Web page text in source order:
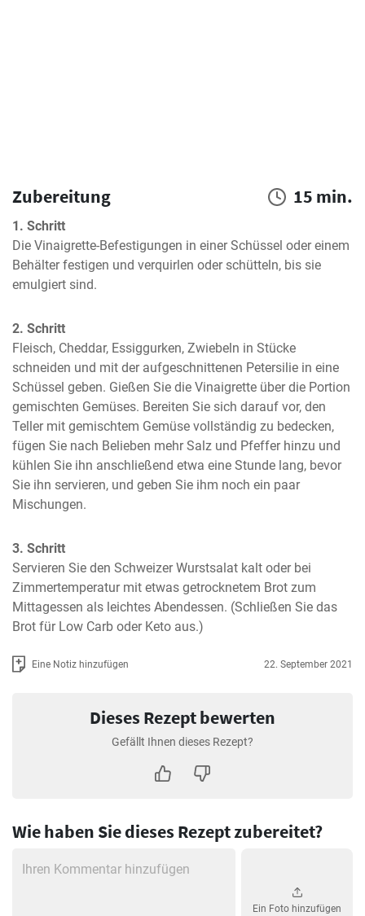
Zubereitung 15 min.
1. Schritt
Die Vinaigrette-Befestigungen in einer Schüssel oder einem
Behälter festigen und verquirlen oder schütteln, bis sie
emulgiert sind.
2. Schritt
Fleisch, Cheddar, Essiggurken, Zwiebeln in Stücke
schneiden und mit der aufgeschnittenen Petersilie in eine
Schüssel geben. Gießen Sie die Vinaigrette über die Portion
gemischten Gemüses. Bereiten Sie sich darauf vor, den
Teller mit gemischtem Gemüse vollständig zu bedecken,
fügen Sie nach Belieben mehr Salz und Pfeffer hinzu und
kühlen Sie ihn anschließend etwa eine Stunde lang, bevor
Sie ihn servieren, und geben Sie ihm noch ein paar
Mischungen.
3. Schritt
Servieren Sie den Schweizer Wurstsalat kalt oder bei
Zimmertemperatur mit etwas getrocknetem Brot zum
Mittagessen als leichtes Abendessen. (Schließen Sie das
Brot für Low Carb oder Keto aus.)
Eine Notiz hinzufügen 22. September 2021
Dieses Rezept bewerten
Gefällt Ihnen dieses Rezept?
Wie haben Sie dieses Rezept zubereitet?
Ein Foto hinzufügen